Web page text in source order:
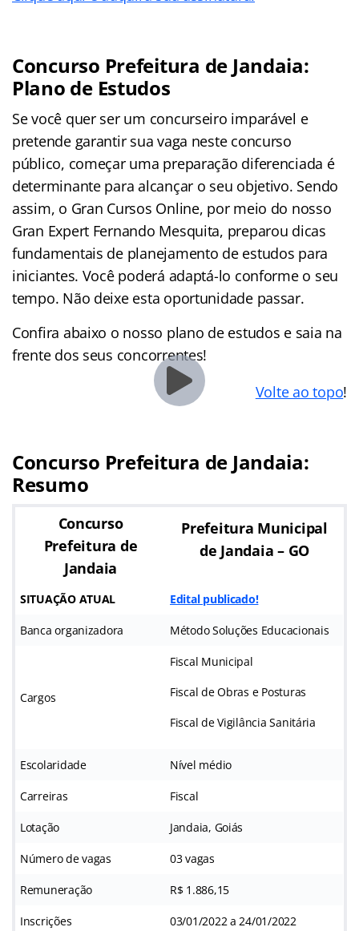
Concurso Prefeitura de Jandaia:
Plano de Estudos
Se você quer ser um concurseiro imparável e
pretende garantir sua vaga neste concurso
público, começar uma preparação diferenciada é
determinante para alcançar o seu objetivo. Sendo
assim, o Gran Cursos Online, por meio do nosso
Gran Expert Fernando Mesquita, preparou dicas
fundamentais de planejamento de estudos para
iniciantes. Você poderá adaptá-lo conforme o seu
tempo. Não deixe esta oportunidade passar.
Confira abaixo o nosso plano de estudos e saia na
frente dos seus concorrentes!
Volte ao topo!
Concurso Prefeitura de Jandaia:
Resumo
Concurso
Prefeitura de
Jandaia
Prefeitura Municipal
de Jandaia – GO
SITUAÇÃO ATUAL Edital publicado!
Banca organizadora Método Soluções Educacionais
Cargos
Fiscal Municipal
Fiscal de Obras e Posturas
Fiscal de Vigilância Sanitária
Escolaridade Nível médio
Carreiras Fiscal
Lotação Jandaia, Goiás
Número de vagas 03 vagas
Remuneração R$ 1.886,15
Inscrições 03/01/2022 a 24/01/2022